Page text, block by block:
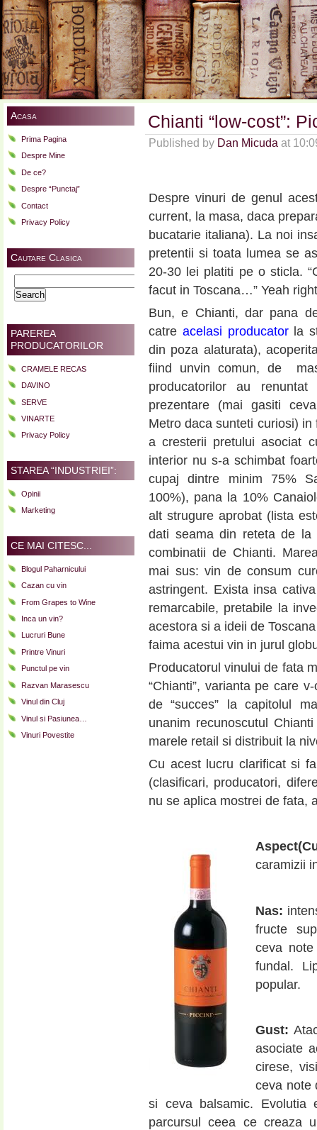
Acasa
Prima Pagina
Despre Mine
De ce?
Despre “Punctaj”
Contact
Privacy Policy
Cautare Clasica
for:
PAREREA
PRODUCATORILOR
CRAMELE RECAS
DAVINO
SERVE
VINARTE
Privacy Policy
STAREA “INDUSTRIEI”:
Opinii
Marketing
CE MAI CITESC...
Blogul Paharnicului
Cazan cu vin
From Grapes to Wine
Inca un vin?
Lucruri Bune
Printre Vinuri
Punctul pe vin
Razvan Marasescu
Vinul din Cluj
Vinul si Pasiunea…
Vinuri Povestite
Chianti “low-cost”:
Published by Dan Micuda at
Despre vinuri de genul
current, la masa, daca
bucatarie italiana). La noi
pretentii si toata lumea se
20-30 lei platiti pe o sticla.
facut in Toscana…” Yeah
Bun, e Chianti, dar pana
catre acelasi producatorla
din poza alaturata),
fiind unvin comun, de
producatorilor au
prezentare (mai gasiti
Metro daca sunteti curiosi)
a cresterii pretului asociat
interior nu s-a schimbat
cupaj dintre minim 75%
100%), pana la 10%
alt strugure aprobat (lista
dati seama din reteta de
combinatii de Chianti.
mai sus: vin de consum
astringent. Exista insa
remarcabile, pretabile la
acestora si a ideii de
faima acestui vin in jurul
Producatorul vinului de fata
“Chianti”, varianta pe care
de “succes” la capitolul
unanim recunoscutul
marele retail si distribuit la
Cu acest lucru clarificat si
(clasificari, producatori,
nu se aplica mostrei de fata,
caramizii
Nas:
fructe
ceva
fundal.
popular.
Gust:
asociate
cirese,
ceva note
si ceva balsamic. Evolutia
parcursul ceea ce creaza